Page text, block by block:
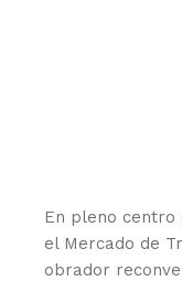
En pleno centro
el Mercado de
obrador